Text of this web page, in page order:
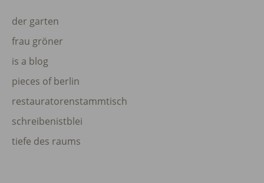
der garten
frau gröner
is a blog
pieces of berlin
restauratorenstammtisch
schreibenistblei
tiefe des raums